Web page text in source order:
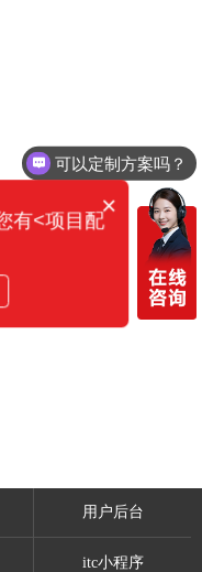
用户后台
itc小程序
可以定制方案吗？
×
有<项目配